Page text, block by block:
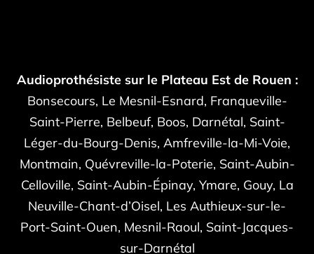
Audioprothésiste sur le Plateau Est de Rouen :
Bonsecours, Le Mesnil-Esnard, Franqueville-
Saint-Pierre, Belbeuf, Boos, Darnétal, Saint-
Léger-du-Bourg-Denis, Amfreville-la-Mi-Voie,
Montmain, Quévreville-la-Poterie, Saint-Aubin-
Celloville, Saint-Aubin-Épinay, Ymare, Gouy, La
Neuville-Chant-d’Oisel, Les Authieux-sur-le-
Port-Saint-Ouen, Mesnil-Raoul, Saint-Jacques-
sur-Darnétal